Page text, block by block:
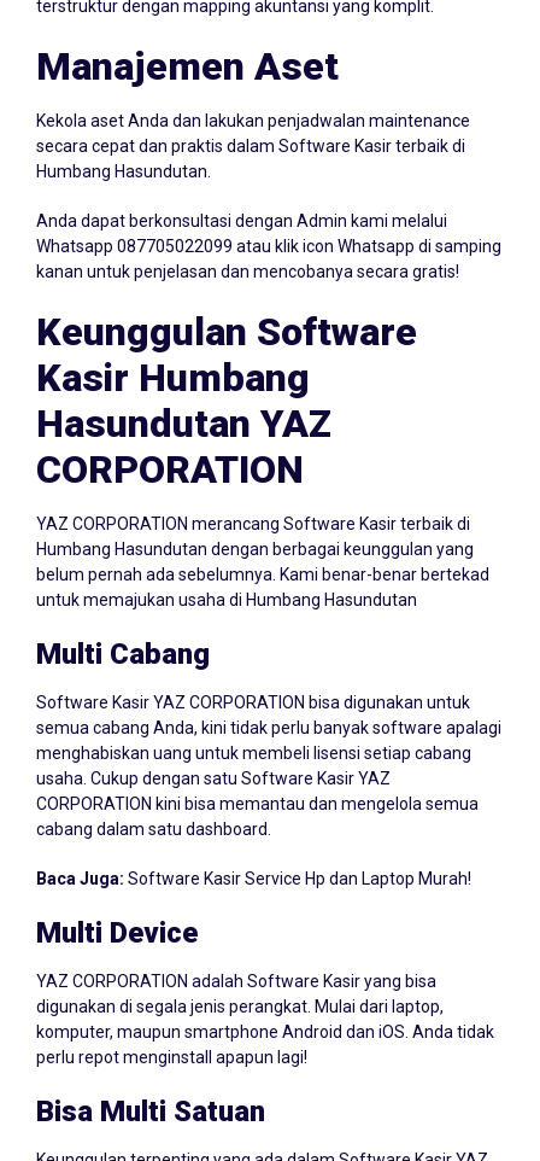
Manajemen Aset
secara cepat dan praktis dalam Software Kasir terbaik di
Humbang Hasundutan.
Whatsapp087705022099 atau klik icon Whatsapp di samping
kanan untuk penjelasan dan mencobanya secara gratis!
Keunggulan Software
Kasir Humbang
Hasundutan YAZ
CORPORATION
Humbang Hasundutan dengan berbagai keunggulan yang
belum pernah ada sebelumnya. Kami benar-benar bertekad
untuk memajukan usaha di Humbang Hasundutan
semua cabang Anda, kini tidak perlu banyak software apalagi
menghabiskan uang untuk membeli lisensi setiap cabang
usaha. Cukup dengan satu Software Kasir YAZ
CORPORATION kini bisa memantau dan mengelola semua
cabang dalam satu dashboard.
digunakan di segala jenis perangkat. Mulai dari laptop,
komputer, maupun smartphone Android dan iOS. Anda tidak
perlu repot menginstall apapun lagi!